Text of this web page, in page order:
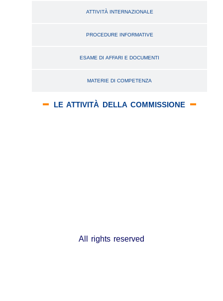
LE ATTIVITÀ DELLA COMMISSIONE
ATTIVITÀ INTERNAZIONALE
PROCEDURE INFORMATIVE
ESAME DI AFFARI E DOCUMENTI
MATERIE DI COMPETENZA
All rights reserved